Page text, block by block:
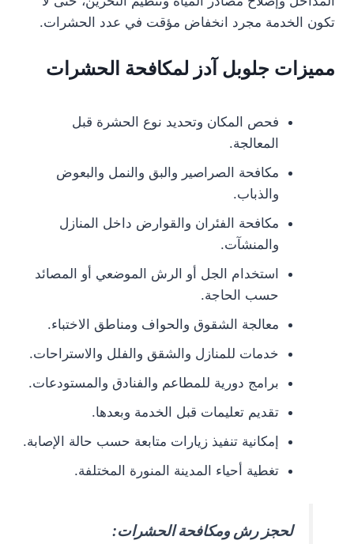
تكون الخدمة مجرد انخفاض مؤقت في عدد الحشرات.
مميزات جلوبل آدز لمكافحة الحشرات
فحص المكان وتحديد نوع الحشرة قبل
المعالجة.
مكافحة الصراصير والبق والنمل والبعوض
والذباب.
مكافحة الفئران والقوارض داخل المنازل
والمنشآت.
استخدام الجل أو الرش الموضعي أو المصائد
حسب الحاجة.
معالجة الشقوق والحواف ومناطق الاختباء.
خدمات للمنازل والشقق والفلل والاستراحات.
برامج دورية للمطاعم والفنادق والمستودعات.
تقديم تعليمات قبل الخدمة وبعدها.
إمكانية تنفيذ زيارات متابعة حسب حالة الإصابة.
تغطية أحياء المدينة المنورة المختلفة.
لحجز رش ومكافحة الحشرات: